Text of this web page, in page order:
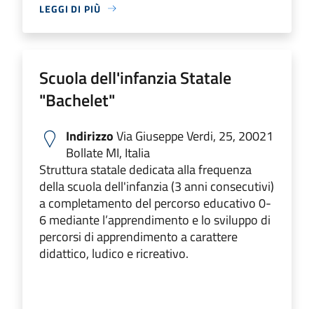
LEGGI DI PIÙ
Scuola dell'infanzia Statale
"Bachelet"
IndirizzoVia Giuseppe Verdi, 25, 20021
Bollate MI, Italia
Struttura statale dedicata alla frequenza
della scuola dell'infanzia (3 anni consecutivi)
a completamento del percorso educativo 0-
6 mediante l’apprendimento e lo sviluppo di
percorsi di apprendimento a carattere
didattico, ludico e ricreativo.